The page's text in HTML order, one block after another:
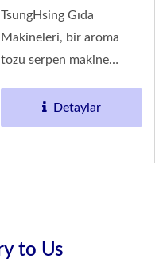
TsungHsing Gıda
Makineleri, bir aroma
tozu serpen makine
Ürünlerin...Detaylar